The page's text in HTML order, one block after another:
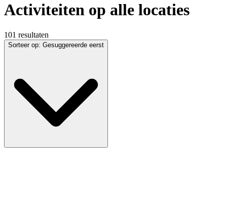
Activiteiten op alle locaties
101 resultaten
Sorteer op: Gesuggereerde eerst